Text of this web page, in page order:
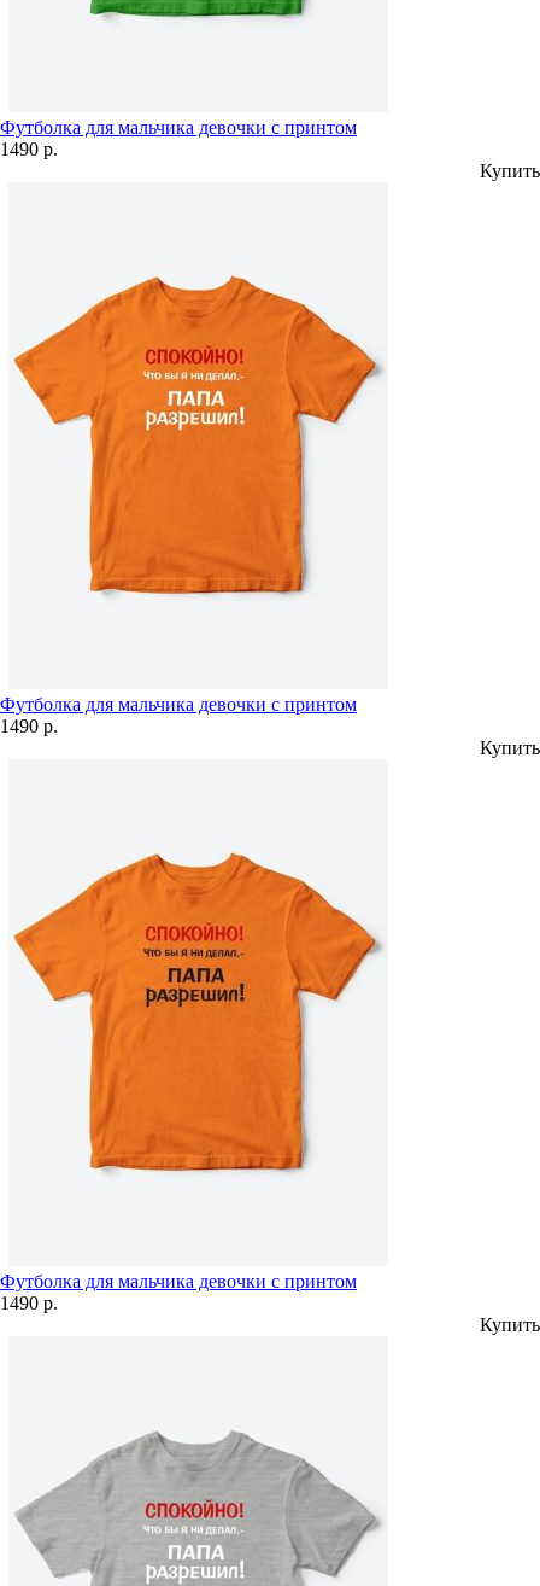
Футболка для мальчика девочки с принтом
1490 р.
Купить
Футболка для мальчика девочки с принтом
1490 р.
Купить
Футболка для мальчика девочки с принтом
1490 р.
Купить